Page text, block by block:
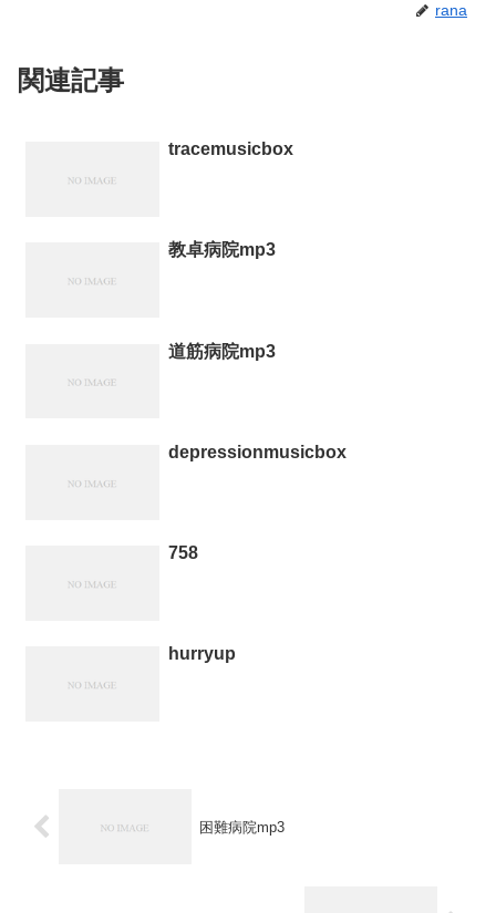
rana
関連記事
tracemusicbox
教卓病院mp3
道筋病院mp3
depressionmusicbox
758
hurryup
困難病院mp3